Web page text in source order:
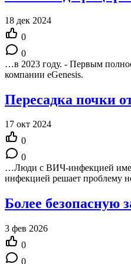
18 дек 2024
0
0
…в 2023 году. - Первым
компании eGenesis.
Пересадка почки
17 окт 2024
0
0
…Люди с ВИЧ-инфекцией
инфекцией решает проблему
Более безопасную
3 фев 2026
0
0